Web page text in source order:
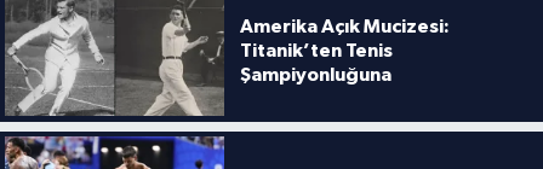
Amerika Açık Mucizesi:
Titanik’ten Tenis
Şampiyonluğuna